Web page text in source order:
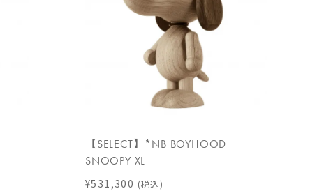
【SELECT】*NB BOYHOOD
SNOOPY XL
¥531,300 (税込)